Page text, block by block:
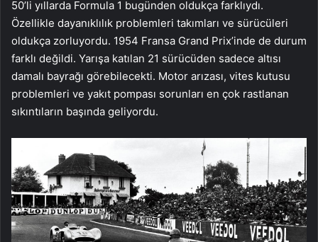
50’li yıllarda Formula 1 bugünden oldukça farklıydı.
Özellikle dayanıklılık problemleri takımları ve sürücüleri
oldukça zorluyordu. 1954 Fransa Grand Prix’inde de durum
farklı değildi. Yarışa katılan 21 sürücüden sadece altısı
damalı bayrağı görebilecekti. Motor arızası, vites kutusu
problemleri ve yakıt pompası sorunları en çok rastlanan
sıkıntıların başında geliyordu.